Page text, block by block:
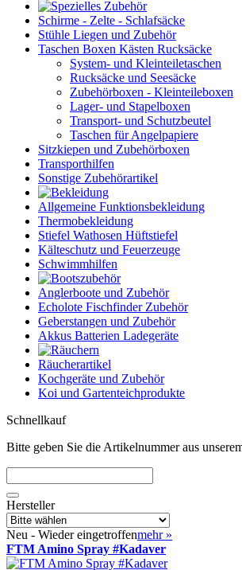
Schirme - Zelte - Schlafsäcke
Stühle Liegen und Zubehör
Taschen Boxen Kästen Rucksäcke
System- und Kleinteiletaschen
Rucksäcke und Seesäcke
Zubehörboxen - Kleinteileboxen
Lager- und Stapelboxen
Transport- und Schutzbeutel
Taschen für Angelpapiere
Sitzkiepen und Zubehörboxen
Transporthilfen
Sonstige Zubehörartikel
Allgemeine Funktionsbekleidung
Thermobekleidung
Stiefel Wathosen Hüftstiefel
Kälteschutz und Feuerzeuge
Schwimmhilfen
Anglerboote und Zubehör
Echolote Fischfinder Zubehör
Geberstangen und Zubehör
Akkus Batterien Ladegeräte
Räucherartikel
Kochgeräte und Zubehör
Koi und Gartenteichprodukte
Schnellkauf
Bitte geben Sie die Artikelnummer aus
Hersteller
Neu - Wieder eingetroffenmehr »
FTM Amino Spray #Kadaver